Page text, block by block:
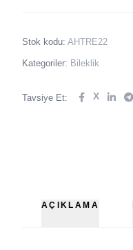
Stok kodu: AHTRE22
Kategoriler: Bileklik
Tavsiye Et: X
AÇIKLAMA